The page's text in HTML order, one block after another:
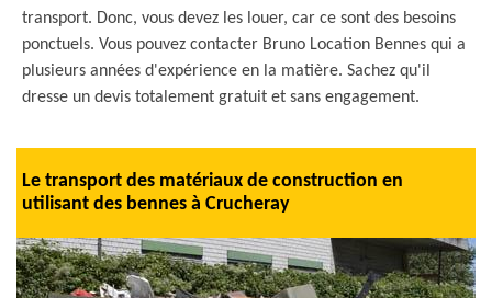
transport. Donc, vous devez les louer, car ce sont des besoins
ponctuels. Vous pouvez contacter Bruno Location Bennes qui a
plusieurs années d'expérience en la matière. Sachez qu'il
dresse un devis totalement gratuit et sans engagement.
Le transport des matériaux de construction en
utilisant des bennes à Crucheray